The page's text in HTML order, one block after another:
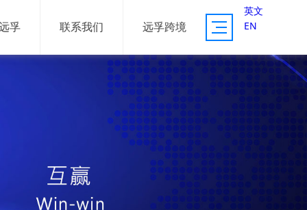
孚 联系我们 远孚跨境
服务案例
英文
EN